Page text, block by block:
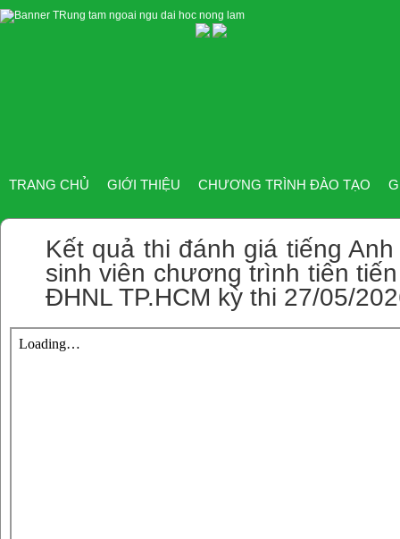
TRANG CHỦ GIỚI THIỆU CHƯƠNG TRÌNH ĐÀO TẠO
Kết quả thi đánh giá tiếng
sinh viên chương trình tiên
ĐHNL TP.HCM kỳ thi 27/05/